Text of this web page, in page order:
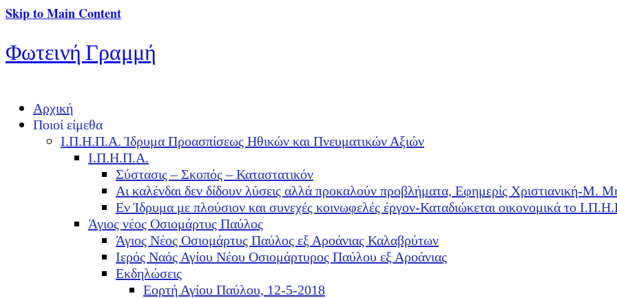
Skip to Main Content
Φωτεινή Γραμμή
Αρχική
Ποιοί είμεθα
Ι.Π.Η.Π.Α. Ίδρυμα Προασπίσεως Ηθικών και Πνευματικών Αξιών
Ι.Π.Η.Π.Α.
Σύστασις – Σκοπός – Καταστατικόν
Αι καλένδαι δεν δίδουν λύσεις αλλά προκαλούν προβλήματα, Εφημερίς Χριστιανική-Μ.
Εν Ίδρυμα με πλούσιον και συνεχές κοινωφελές έργον-Καταδιώκεται οικονομικά το
Άγιος νέος Οσιομάρτυς Παύλος
Άγιος Νέος Οσιομάρτυς Παύλος εξ Αροάνιας Καλαβρύτων
Ιερός Ναός Αγίου Νέου Οσιομάρτυρος Παύλου εξ Αροάνιας
Εκδηλώσεις
Εορτή Αγίου Παύλου, 12-5-2018